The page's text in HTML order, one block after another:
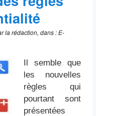
la rédaction, dans :E-
Il semble que
les nouvelles
règles qui
pourtant sont
présentées